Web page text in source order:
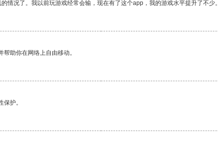
情况了。我以前玩游戏经常会输，现在有了这个app，我的游戏水平提升了不少。
助你在网络上自由移动。
护。